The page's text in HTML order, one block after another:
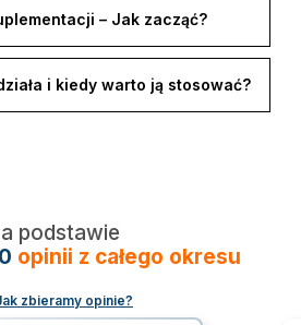
– Jak zacząć?
i kiedy warto ją stosować?
podstawie
opinii z całego okresu
zbieramy opinie?